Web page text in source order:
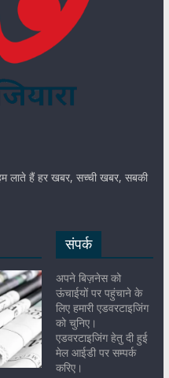
लाते हैं हर खबर, सच्ची खबर, सबकी
संपर्क
अपने बिज़नेस को
ऊंचाईयों पर पहुंचाने के
लिए हमारी एडवरटाइजिंग
को चुनिए।
एडवरटाइजिंग हेतु दी हुई
मेल आईडी पर सम्पर्क
करिए।